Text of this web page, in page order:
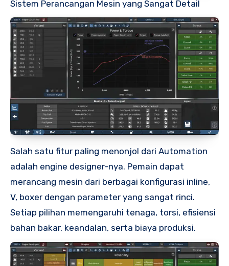
Sistem Perancangan Mesin yang Sangat Detail
Salah satu fitur paling menonjol dari Automation
adalah engine designer-nya. Pemain dapat
merancang mesin dari berbagai konfigurasi inline,
V, boxer dengan parameter yang sangat rinci.
Setiap pilihan memengaruhi tenaga, torsi, efisiensi
bahan bakar, keandalan, serta biaya produksi.